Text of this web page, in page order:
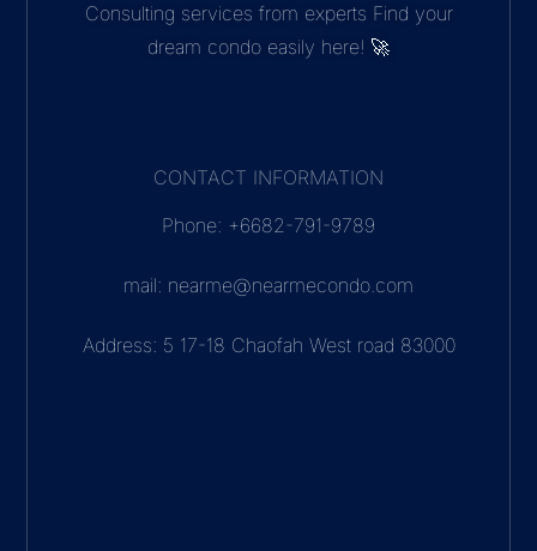
Consulting services from experts Find your
dream condo easily here! 🚀
CONTACT INFORMATION
Phone: +6682-791-9789
mail: nearme@nearmecondo.com
Address: 5 17-18 Chaofah West road 83000